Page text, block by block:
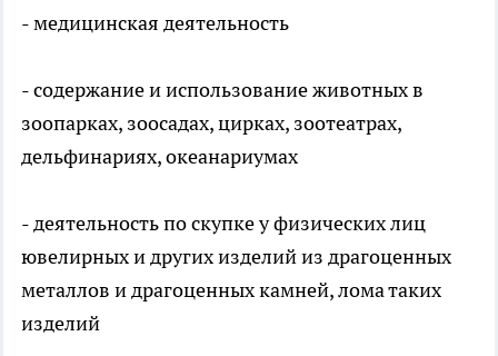
- медицинская деятельность
- содержание и использование животных в
зоопарках, зоосадах, цирках, зоотеатрах,
дельфинариях, океанариумах
- деятельность по скупке у физических лиц
ювелирных и других изделий из драгоценных
металлов и драгоценных камней, лома таких
изделий